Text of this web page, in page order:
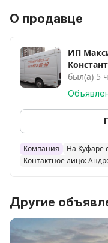
О продавце
ИП
был(а) 5
Компания
На Куфаре
Контактное лицо:
Другие